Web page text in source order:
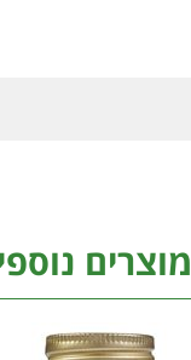
מוצרים